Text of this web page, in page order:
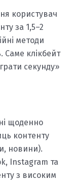
користувач
за 1,5–2
методи
клікбейт
секунду»
щоденно
контенту
новини).
Instagram та
з високим